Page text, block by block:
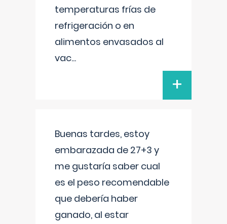
temperaturas frías de
refrigeración o en
alimentos envasados al
vac...
+
Buenas tardes, estoy
embarazada de 27+3 y
me gustaría saber cual
es el peso recomendable
que debería haber
ganado, al estar